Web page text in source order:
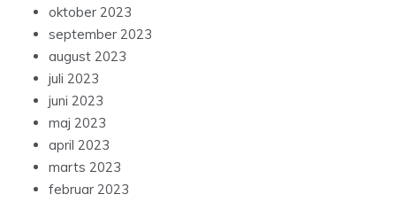
oktober 2023
september 2023
august 2023
juli 2023
juni 2023
maj 2023
april 2023
marts 2023
februar 2023